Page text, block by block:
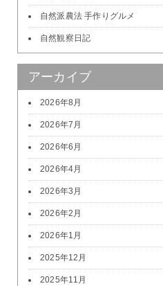
自然派農法 手作りグルメ
自然観察日記
アーカイブ
2026年8月
2026年7月
2026年6月
2026年4月
2026年3月
2026年2月
2026年1月
2025年12月
2025年11月